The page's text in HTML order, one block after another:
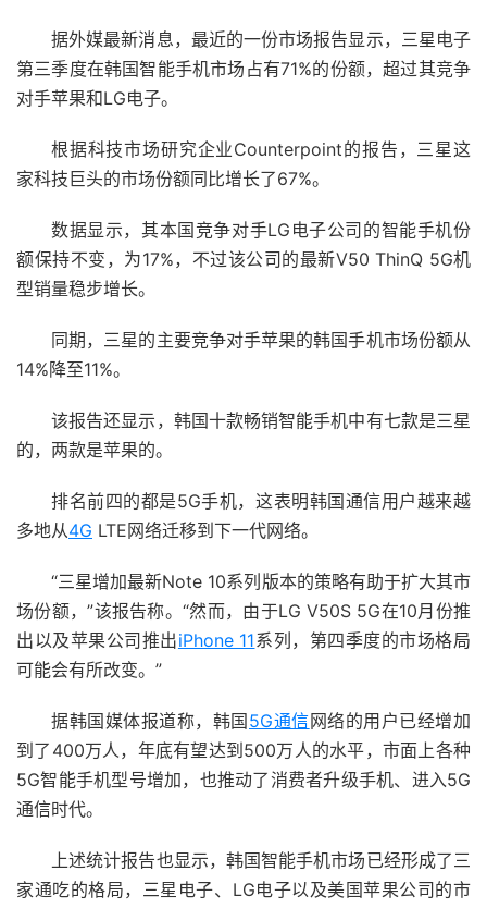
据外媒最新消息，最近的一份市场报告显示，三星电子
第三季度在韩国智能手机市场占有71%的份额，超过其竞争
对手苹果和LG电子。
根据科技市场研究企业Counterpoint的报告，三星这
家科技巨头的市场份额同比增长了67%。
数据显示，其本国竞争对手LG电子公司的智能手机份
额保持不变，为17%，不过该公司的最新V50 ThinQ 5G机
型销量稳步增长。
同期，三星的主要竞争对手苹果的韩国手机市场份额从
14%降至11%。
该报告还显示，韩国十款畅销智能手机中有七款是三星
的，两款是苹果的。
排名前四的都是5G手机，这表明韩国通信用户越来越
多地从4G LTE网络迁移到下一代网络。
“三星增加最新Note 10系列版本的策略有助于扩大其市
场份额，”该报告称。“然而，由于LG V50S 5G在10月份推
出以及苹果公司推出iPhone 11系列，第四季度的市场格局
可能会有所改变。”
据韩国媒体报道称，韩国5G通信网络的用户已经增加
到了400万人，年底有望达到500万人的水平，市面上各种
5G智能手机型号增加，也推动了消费者升级手机、进入5G
通信时代。
上述统计报告也显示，韩国智能手机市场已经形成了三
家通吃的格局，三星电子、LG电子以及美国苹果公司的市